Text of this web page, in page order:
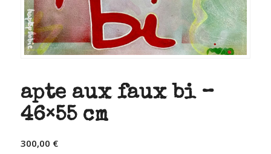
apte aux faux bi –
46×55 cm
300,00 €